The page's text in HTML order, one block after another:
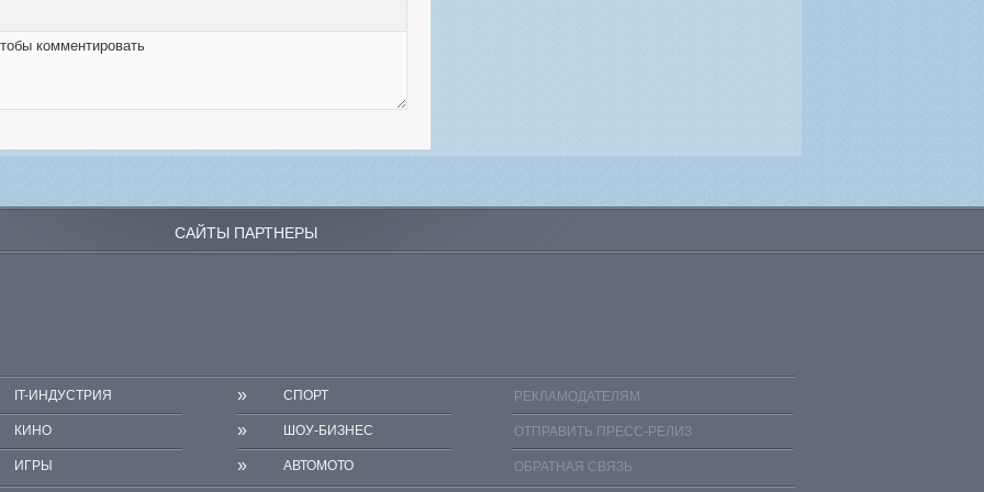
САЙТЫ ПАРТНЕРЫ
IT-ИНДУСТРИЯ » СПОРТ
КИНО » ШОУ-БИЗНЕС
ИГРЫ » АВТОМОТО
РЕКЛАМОДАТЕЛЯМ
ОТПРАВИТЬ ПРЕСС-РЕЛИЗ
ОБРАТНАЯ СВЯЗЬ